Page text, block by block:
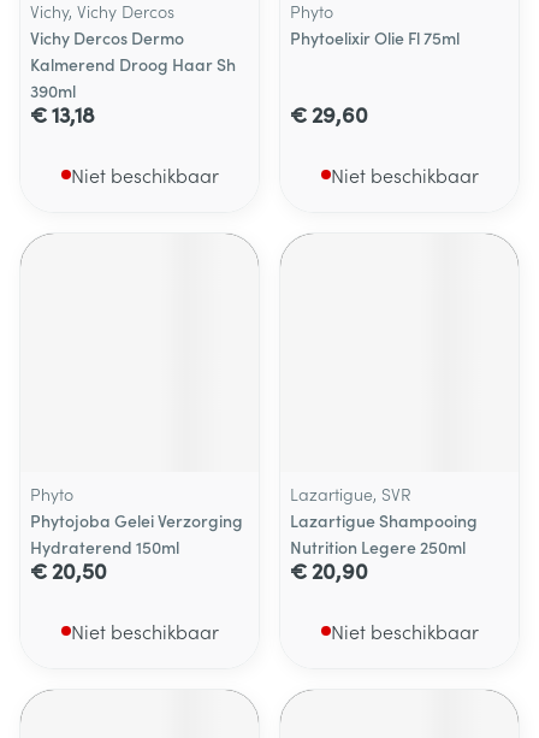
Vichy, Vichy Dercos
Vichy Dercos Dermo
Kalmerend Droog Haar Sh
390ml
€ 13,18
Niet beschikbaar
Phyto
Phytoelixir Olie Fl 75ml
€ 29,60
Niet beschikbaar
Phyto
Phytojoba Gelei Verzorging
Hydraterend 150ml
€ 20,50
Niet beschikbaar
Lazartigue, SVR
Lazartigue Shampooing
Nutrition Legere 250ml
€ 20,90
Niet beschikbaar